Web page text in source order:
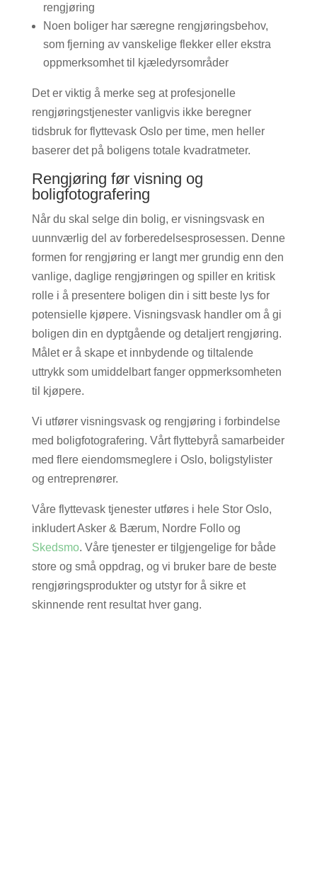
rengjøring
Noen boliger har særegne rengjøringsbehov,
som fjerning av vanskelige flekker eller ekstra
oppmerksomhet til kjæledyrsområder
Det er viktig å merke seg at profesjonelle
rengjøringstjenester vanligvis ikke beregner
tidsbruk for flyttevask Oslo per time, men heller
baserer det på boligens totale kvadratmeter.
Rengjøring før visning og
boligfotografering
Når du skal selge din bolig, er visningsvask en
uunnværlig del av forberedelsesprosessen. Denne
formen for rengjøring er langt mer grundig enn den
vanlige, daglige rengjøringen og spiller en kritisk
rolle i å presentere boligen din i sitt beste lys for
potensielle kjøpere. Visningsvask handler om å gi
boligen din en dyptgående og detaljert rengjøring.
Målet er å skape et innbydende og tiltalende
uttrykk som umiddelbart fanger oppmerksomheten
til kjøpere.
Vi utfører visningsvask og rengjøring i forbindelse
med boligfotografering. Vårt flyttebyrå samarbeider
med flere eiendomsmeglere i Oslo, boligstylister
og entreprenører.
Våre flyttevask tjenester utføres i hele Stor Oslo,
inkludert Asker & Bærum, Nordre Follo og
Skedsmo. Våre tjenester er tilgjengelige for både
store og små oppdrag, og vi bruker bare de beste
rengjøringsprodukter og utstyr for å sikre et
skinnende rent resultat hver gang.